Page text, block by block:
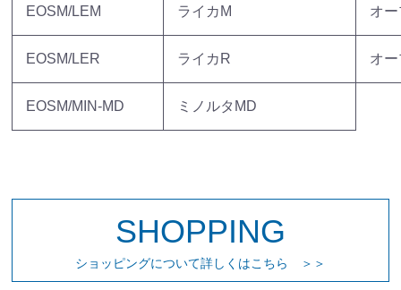
EOSM/LEM ライカM オ
EOSM/LER ライカR オ
EOSM/MIN-MD ミノルタMD
SHOPPING
ショッピングについて詳しくはこちら ＞＞